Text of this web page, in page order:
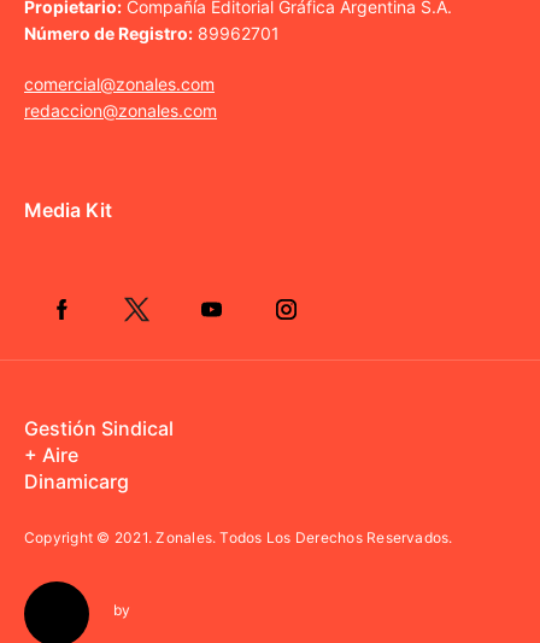
Propietario: Compañía Editorial Gráfica Argentina S.A.
Número de Registro: 89962701
comercial@zonales.com
redaccion@zonales.com
Media Kit
Gestión Sindical
+ Aire
Dinamicarg
Copyright © 2021.Zonales. Todos Los Derechos Reservados.
by